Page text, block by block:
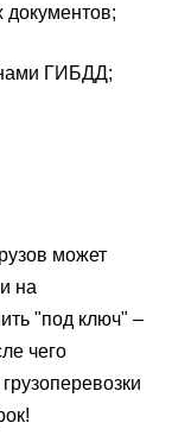
ГИБДД;
может
на
"под ключ" –
чего